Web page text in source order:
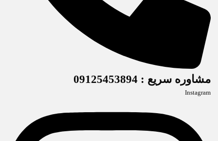
مشاوره سریع : 09125453894
Instagram